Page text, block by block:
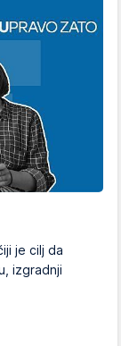
je cilj da
izgradnji